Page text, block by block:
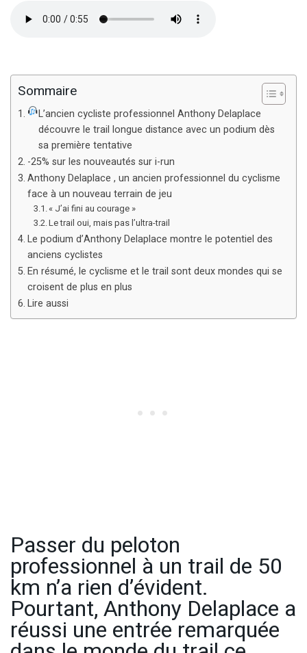
Sommaire
L’ancien cycliste professionnel Anthony Delaplace
découvre le trail longue distance avec un podium dès
sa première tentative
-25% sur les nouveautés sur i-run
Anthony Delaplace , un ancien professionnel du cyclisme
face à un nouveau terrain de jeu
« J’ai fini au courage »
Le trail oui, mais pas l’ultra-trail
Le podium d’Anthony Delaplace montre le potentiel des
anciens cyclistes
En résumé, le cyclisme et le trail sont deux mondes qui se
croisent de plus en plus
Lire aussi
Passer du peloton
professionnel à un trail de 50
km n’a rien d’évident.
Pourtant, Anthony Delaplace a
réussi une entrée remarquée